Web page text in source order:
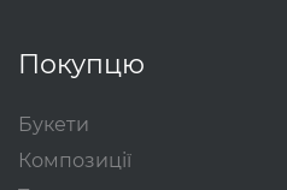
Покупцю
Букети
Композиції